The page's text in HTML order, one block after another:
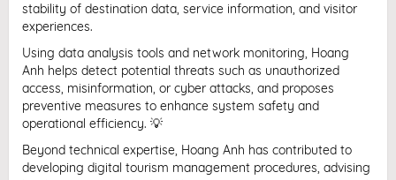
stability of destination data, service information, and visitor
experiences.
Using data analysis tools and network monitoring, Hoang
Anh helps detect potential threats such as unauthorized
access, misinformation, or cyber attacks, and proposes
preventive measures to enhance system safety and
operational efficiency. 💡
Beyond technical expertise, Hoang Anh has contributed to
developing digital tourism management procedures, advising